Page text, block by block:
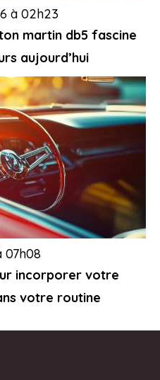
martin db5 fascine
aujourd’hui
à 02h23
incorporer votre
votre routine
07h08